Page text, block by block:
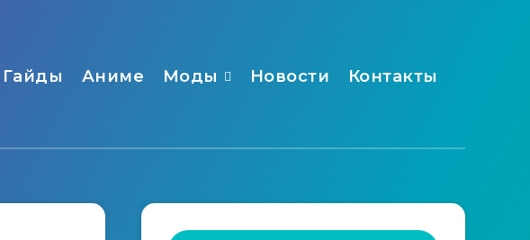
Гайды Аниме Моды Новости Контакты